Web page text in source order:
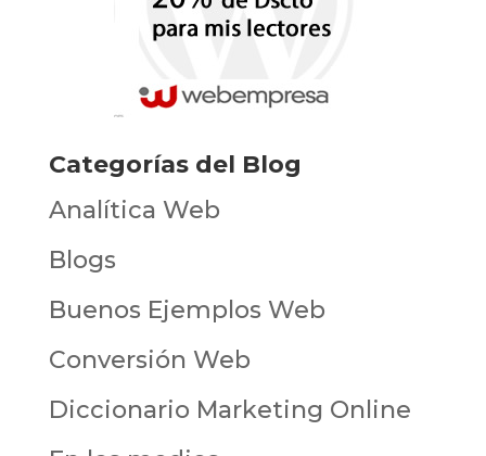
Categorías del Blog
Analítica Web
Blogs
Buenos Ejemplos Web
Conversión Web
Diccionario Marketing Online